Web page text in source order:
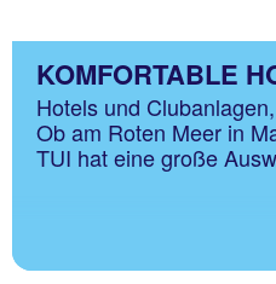
KOMFORTABLE
Hotels und
Ob am Roten Meer in
TUI hat eine große